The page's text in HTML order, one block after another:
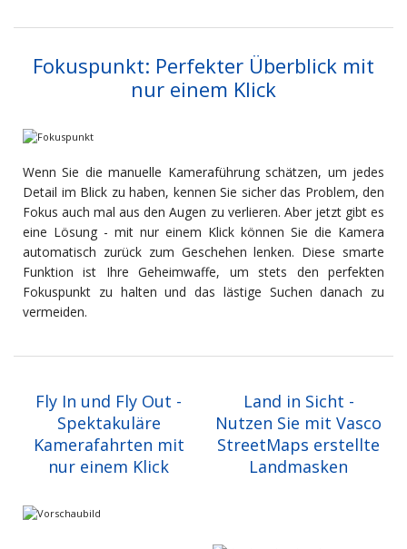
Fokuspunkt: Perfekter Überblick mit
nur einem Klick
Wenn Sie die manuelle Kameraführung schätzen, um jedes
Detail im Blick zu haben, kennen Sie sicher das Problem, den
Fokus auch mal aus den Augen zu verlieren. Aber jetzt gibt es
eine Lösung - mit nur einem Klick können Sie die Kamera
automatisch zurück zum Geschehen lenken. Diese smarte
Funktion ist Ihre Geheimwaffe, um stets den perfekten
Fokuspunkt zu halten und das lästige Suchen danach zu
vermeiden.
Fly In und Fly Out -
Spektakuläre
Kamerafahrten mit
nur einem Klick
Land in Sicht -
Nutzen Sie mit Vasco
StreetMaps erstellte
Landmasken